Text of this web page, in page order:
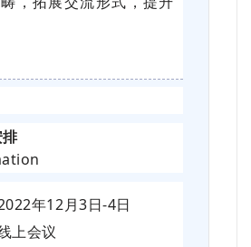
年12月3日-4日
上会议